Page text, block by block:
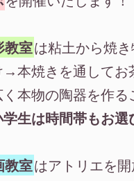
教室は粘土から焼
→本焼きを通してお
く本物の陶器を作
学生は時間帯もお選
教室はアトリエを